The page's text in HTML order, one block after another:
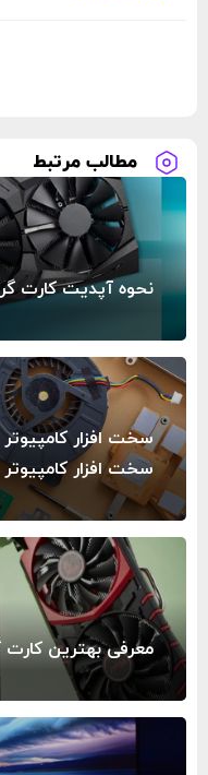
مطالب مرتبط
نحوه آپدیت کارت
سخت‌ افزار
سخت افزار کامپیوتر
معرفی بهترین